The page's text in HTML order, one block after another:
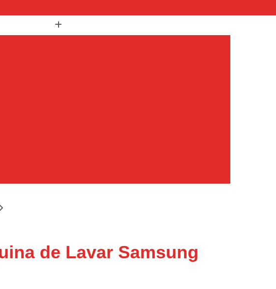
Tecnica Ar Condicionado Portatil
Tecnica Ar Condicionado Portatil Philco
Tecnica Ar Condicionado Tipo Portatil
de Lavar Samsung